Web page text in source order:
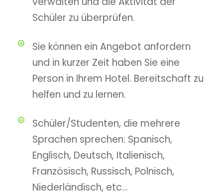
Schüler zu überprüfen.
Sie können ein Angebot anfordern
und in kurzer Zeit haben Sie eine
Person in Ihrem Hotel. Bereitschaft zu
helfen und zu lernen.
Schüler/Studenten, die mehrere
Sprachen sprechen: Spanisch,
Englisch, Deutsch, Italienisch,
Französisch, Russisch, Polnisch,
Niederländisch, etc...